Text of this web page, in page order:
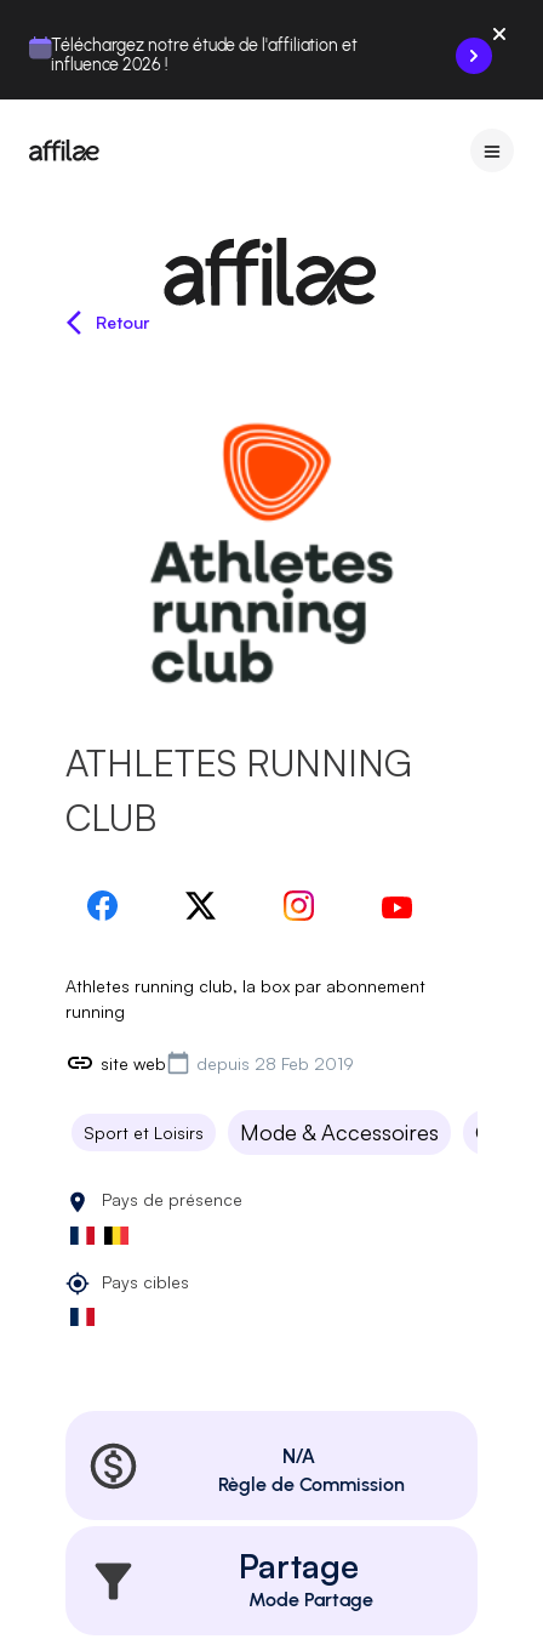
Téléchargez notre étude de l'affiliation et
influence 2026 !
Retour
ATHLETES RUNNING
CLUB
Athletes running club, la box par abonnement
running
site web depuis 28 Feb 2019
Sport et Loisirs Mode & Accessoires
Pays de présence
Pays cibles
N/A
Règle de Commission
Partage
Mode Partage